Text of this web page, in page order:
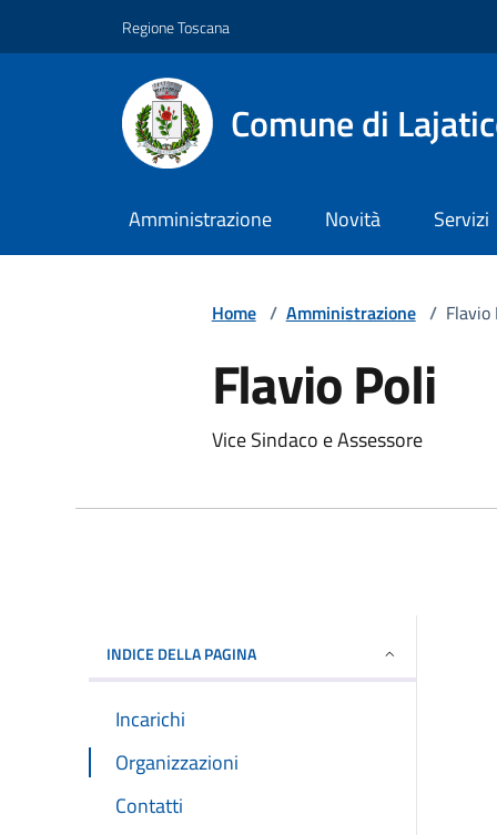
Regione Toscana
Comune di
Amministrazione Novità Servizi
Home / Amministrazione / Flavio
Flavio Poli
Descrizione breve
Vice Sindaco e Assessore
INDICE DELLA PAGINA
Incarichi
Organizzazioni
Contatti